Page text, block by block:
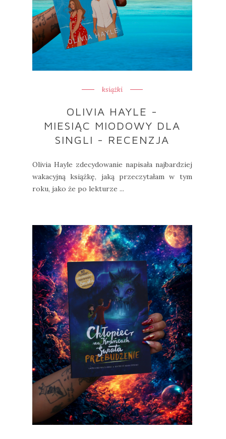
książki
OLIVIA HAYLE -
MIESIĄC MIODOWY DLA
SINGLI - RECENZJA
Olivia Hayle zdecydowanie napisała najbardziej
wakacyjną książkę, jaką przeczytałam w tym
roku, jako że po lekturze ...